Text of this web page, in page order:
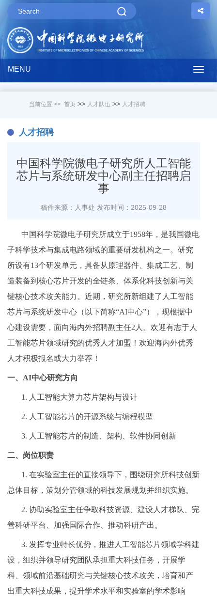
MENU
当前位置 >> 首页 >> 人才队伍 >> 人才招聘
人才招聘
中国科学院微电子研究所人工智能
芯片与系统研发中心副主任招聘启
事
稿件来源：人事处 发布时间：2025-09-28
中国科学院微电子研究所成立于1958年，是我国微电
子科学技术与集成电路领域的重要研发机构之一。研究
所设有13个研发单元，具备从原理器件、集成工艺、制
造装备到核心芯片开发的全链条、体系化科技创新与关
键核心技术攻关能力。近期，研究所新组建了人工智能
芯片与系统研发中心（以下简称“AI中心”），现根据中
心建设需要，面向海内外招聘副主任2人。欢迎有志于人
工智能芯片领域研究的优秀人才加盟！欢迎海内外优秀
人才积极报名或大力举荐！
一、AI中心研究方向
1. 人工智能大算力芯片架构与设计
2. 人工智能芯片的开源系统与编程模型
3. 人工智能芯片的制造、架构、软件协同创新
二、岗位职责
1. 在实验室主任的直接领导下，围绕研究所科技创新
总体目标，策划分管领域的科技发展规划并组织实施。
2. 协助实验室主任争取科技资源、建设人才梯队、完
善科研平台、加强国际合作、推动科研产出。
3. 发挥专业特长优势，推进人工智能芯片领域学科建
设，组织并领导研究团队承担重大科技任务，开展学
科、领域前沿基础研究与关键核心技术攻关，培育和产
出重大科技成果，提升学术水平和实验室的学术影响